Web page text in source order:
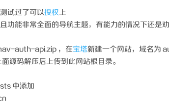
试过了可以授权上
功能非常全面的导航主题，有能力的情况下还是劝
auth-api.zip ，在宝塔新建一个网站，域名为
源码解压后上传到此网站根目录。
中添加